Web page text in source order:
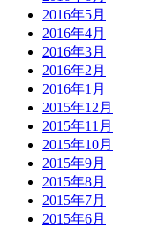
2016年5月
2016年4月
2016年3月
2016年2月
2016年1月
2015年12月
2015年11月
2015年10月
2015年9月
2015年8月
2015年7月
2015年6月